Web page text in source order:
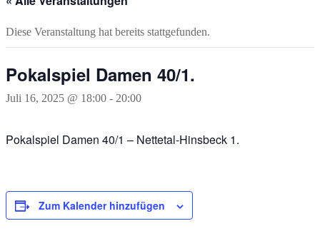
Diese Veranstaltung hat bereits stattgefunden.
Pokalspiel Damen 40/1.
Juli 16, 2025 @ 18:00 - 20:00
Pokalspiel Damen 40/1 – Nettetal-Hinsbeck 1.
Zum Kalender hinzufügen